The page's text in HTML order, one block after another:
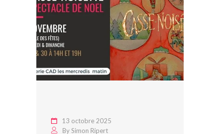
13 octobre 2025
BySimon Ripert